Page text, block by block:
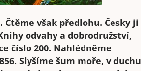
však předlohu. Česky ji
odvahy a dobrodružství,
číslo 200. Nahlédněme
Slyšíme šum moře, v duchu